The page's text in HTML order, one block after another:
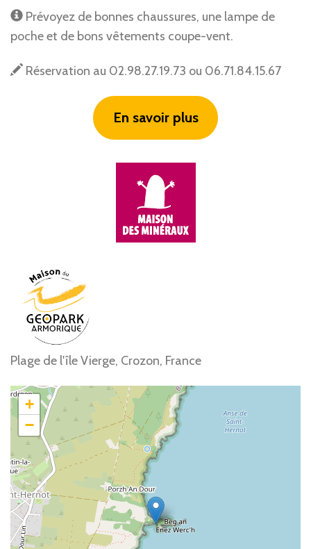
Prévoyez de bonnes chaussures, une lampe de
poche et de bons vêtements coupe-vent.
Réservation au 02.98.27.19.73 ou 06.71.84.15.67
En savoir plus
Plage de l'île Vierge, Crozon, France
+
−